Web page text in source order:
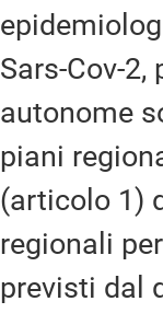
Sars-Cov-
autonome
piani
(articolo 1)
regionali
previsti dal